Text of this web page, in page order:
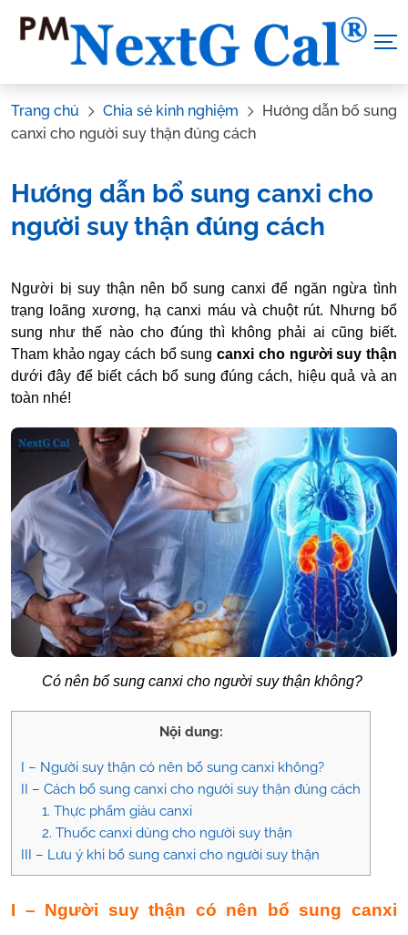
Trang chủ Chia sẻ kinh nghiệm
Hướng dẫn bổ sung
canxi cho người suy thận đúng cách
Hướng dẫn bổ sung canxi cho
người suy thận đúng cách
Tác Giả: Nguyễn Thị Hiền Tham vấn y khoa:
Dược sĩ Vũ
Thị Hậu
Người bị suy thận nên bổ sung canxi để ngăn ngừa tình
trạng loãng xương, hạ canxi máu và chuột rút. Nhưng bổ
sung như thế nào cho đúng thì không phải ai cũng biết.
Tham khảo ngay cách bổ sung canxi cho người suy thận
dưới đây để biết cách bổ sung đúng cách, hiệu quả và an
toàn nhé!
Có nên bổ sung canxi cho người suy thận không?
Nội dung:
I – Người suy thận có nên bổ sung canxi không?
II – Cách bổ sung canxi cho người suy thận đúng cách
1. Thực phẩm giàu canxi
2. Thuốc canxi dùng cho người suy thận
III – Lưu ý khi bổ sung canxi cho người suy thận
I – Người suy thận có nên bổ sung canxi